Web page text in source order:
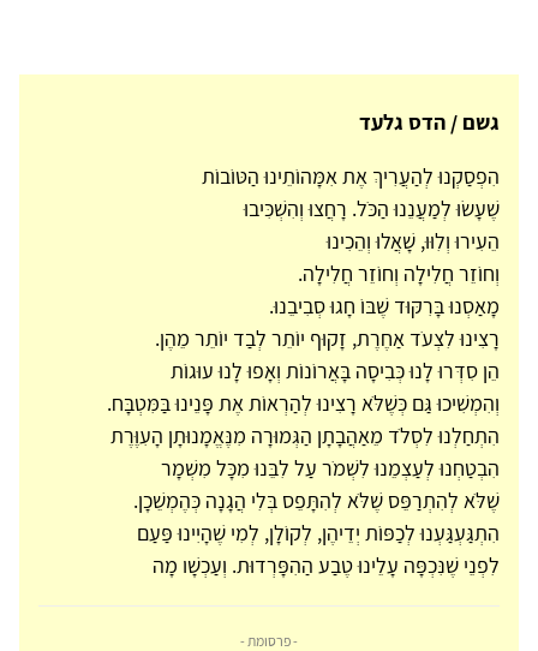
גשם / הדס גלעד
הִפְסַקְנוּ לְהַעֲרִיךְ אֶת אִמָּהוֹתֵינוּ הַטּוֹבוֹת
שֶׁעָשׂוּ לְמַעֲנֵנוּ הַכֹּל. רָחֲצוּ וְהִשְׁכִּיבוּ
הֵעִירוּ וְלִוּוּ, שָׁאֲלוּ וְהֵכִינוּ
וְחוֹזֵר חֲלִילָה וְחוֹזֵר חֲלִילָה.
מָאַסְנוּ בָּרִקּוּד שֶׁבּוֹ חָגוּ סְבִיבֵנוּ.
רָצִינוּ לִצְעֹד אַחֶרֶת, זָקוּף יוֹתֵר לְבַד יוֹתֵר מֵהֶן.
הֵן סִדְּרוּ לָנוּ כְּבִיסָה בָּאֲרוֹנוֹת וְאָפוּ לָנוּ עוּגוֹת
וְהִמְשִׁיכוּ גַּם כְּשֶׁלֹּא רָצִינוּ לְהַרְאוֹת אֶת פָּנֵינוּ בַּמִּטְבָּח.
הִתְחַלְנוּ לִסְלֹד מֵאַהֲבָתָן הַגְּמוּרָה מִנֶּאֱמָנוּתָן הָעִוֶּרֶת
הִבְטַחְנוּ לְעַצְמֵנוּ לִשְׁמֹר עַל לִבֵּנוּ מִכָּל מִשְׁמָר
שֶׁלֹּא לְהִתְרַפֵּס שֶׁלֹּא לְהִתָּפֵס בְּלִי הֲגָנָה כְּהֶמְשֵׁכָן.
הִתְגַּעְגַּעְנוּ לְכַפּוֹת יְדֵיהֶן, לְקוֹלָן, לְמִי שֶׁהָיִינוּ פַּעַם
לִפְנֵי שֶׁנִּכְפָּה עָלֵינוּ טֶבַע הַהִפָּרְדוּת. וְעַכְשָׁו מָה
- פרסומת -